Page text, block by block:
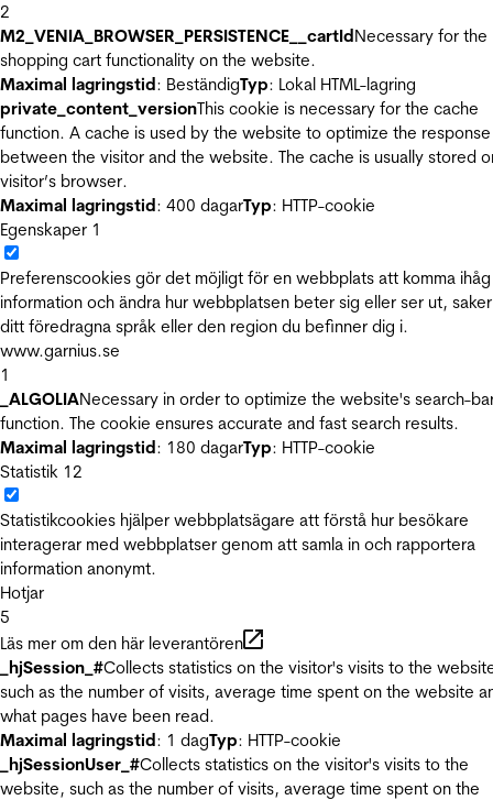
2
M2_VENIA_BROWSER_PERSISTENCE__cartIdNecessary for the
shopping cart functionality on the website.
Maximal lagringstid: BeständigTyp: Lokal HTML-lagring
private_content_versionThis cookie is necessary for the cache
function. A cache is used by the website to optimize the
between the visitor and the website. The cache is usually stored
visitor’s browser.
Maximal lagringstid: 400 dagarTyp: HTTP-cookie
Egenskaper 1
Preferenscookies gör det möjligt för en webbplats att komma ihåg
information och ändra hur webbplatsen beter sig eller ser ut,
ditt föredragna språk eller den region du befinner dig i.
www.garnius.se
1
_ALGOLIANecessary in order to optimize the website's search-
function. The cookie ensures accurate and fast search results.
Maximal lagringstid: 180 dagarTyp: HTTP-cookie
Statistik 12
Statistikcookies hjälper webbplatsägare att förstå hur besökare
interagerar med webbplatser genom att samla in och rapportera
information anonymt.
Hotjar
5
Läs mer om den här leverantören
_hjSession_#Collects statistics on the visitor's visits to the
such as the number of visits, average time spent on the website
what pages have been read.
Maximal lagringstid: 1 dagTyp: HTTP-cookie
_hjSessionUser_#Collects statistics on the visitor's visits to the
website, such as the number of visits, average time spent on the